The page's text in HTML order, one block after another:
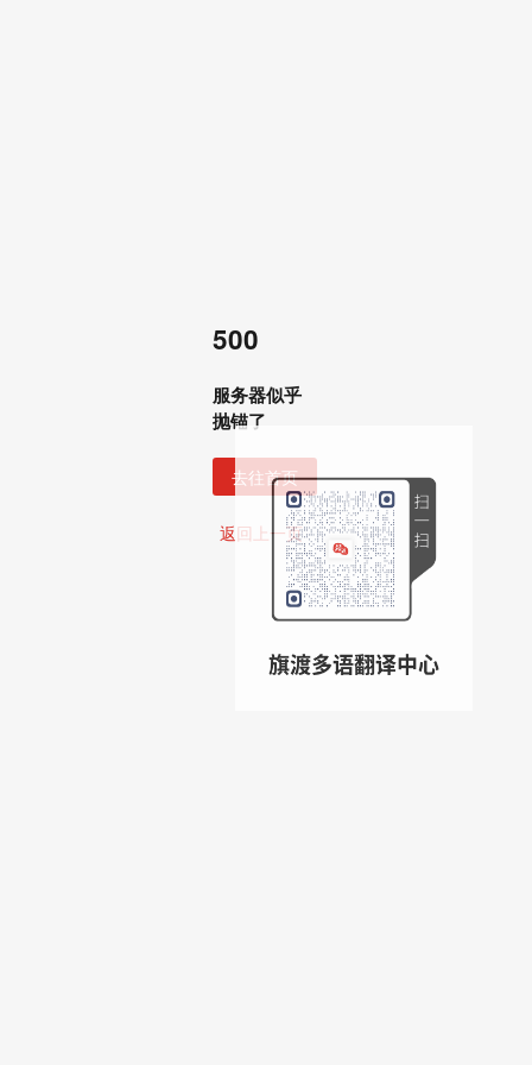
500
服务器似乎
抛锚了
去往首页
返回上一页